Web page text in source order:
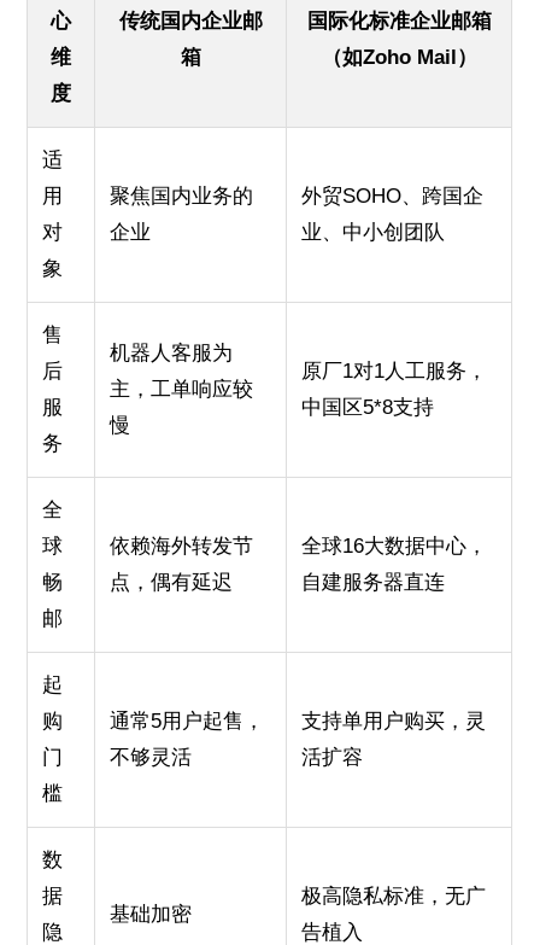
心
维
度
传统国内企业邮
箱
国际化标准企业邮箱
（如Zoho Mail）
适
用
对
象
聚焦国内业务的
企业
外贸SOHO、跨国企
业、中小创团队
售
后
服
务
机器人客服为
主，工单响应较
慢
原厂1对1人工服务，
中国区5*8支持
全
球
畅
邮
依赖海外转发节
点，偶有延迟
全球16大数据中心，
自建服务器直连
起
购
门
槛
通常5用户起售，
不够灵活
支持单用户购买，灵
活扩容
数
据
隐
基础加密
极高隐私标准，无广
告植入